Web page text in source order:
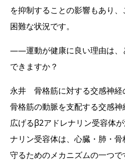
を抑制することの影響もあり
困難な状況です。
――運動が健康に良い理由は、
できますか？
永井 骨格筋に対する交感神経
骨格筋の動脈を支配する交感
広げるβ2アドレナリン受容体
ナリン受容体は、心臓・肺・
守るためのメカニズムの一つで